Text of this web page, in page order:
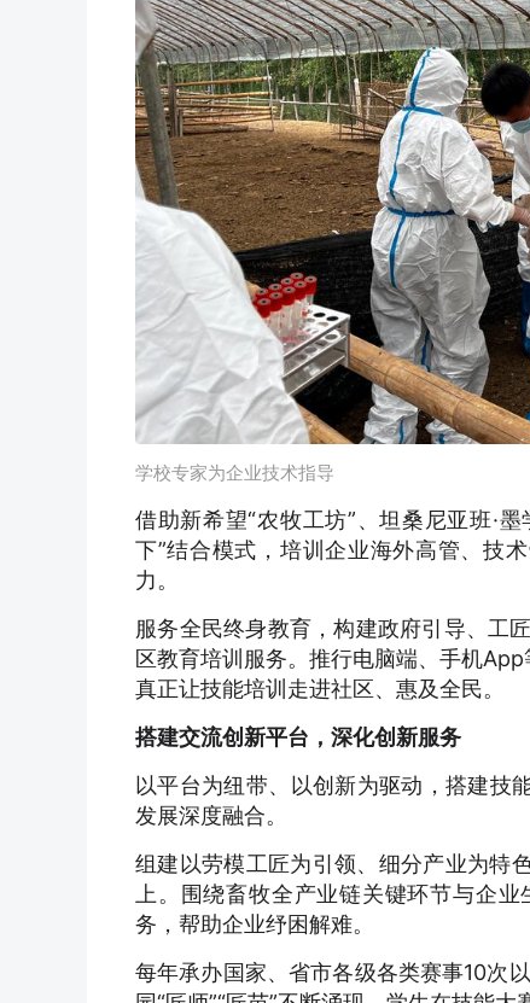
学校专家为企业技术指导
借助新希望“农牧工坊”、坦桑尼亚班·
下”结合模式，培训企业海外高管、技
力。
服务全民终身教育，构建政府引导、工
区教育培训服务。推行电脑端、手机
真正让技能培训走进社区、惠及全民。
搭建交流创新平台，深化创新服务
以平台为纽带、以创新为驱动，搭建技
发展深度融合。
组建以劳模工匠为引领、细分产业为特
上。围绕畜牧全产业链关键环节与企
务，帮助企业纾困解难。
每年承办国家、省市各级各类赛事10次